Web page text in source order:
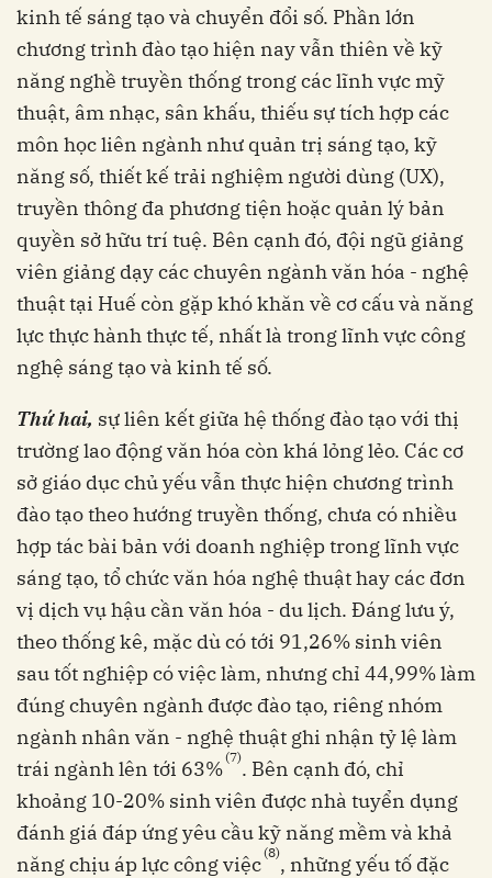
kinh tế sáng tạo và chuyển đổi số. Phần lớn
chương trình đào tạo hiện nay vẫn thiên về kỹ
năng nghề truyền thống trong các lĩnh vực mỹ
thuật, âm nhạc, sân khấu, thiếu sự tích hợp các
môn học liên ngành như quản trị sáng tạo, kỹ
năng số, thiết kế trải nghiệm người dùng (UX),
truyền thông đa phương tiện hoặc quản lý bản
quyền sở hữu trí tuệ. Bên cạnh đó, đội ngũ giảng
viên giảng dạy các chuyên ngành văn hóa - nghệ
thuật tại Huế còn gặp khó khăn về cơ cấu và năng
lực thực hành thực tế, nhất là trong lĩnh vực công
nghệ sáng tạo và kinh tế số.
Thứ hai, sự liên kết giữa hệ thống đào tạo với thị
trường lao động văn hóa còn khá lỏng lẻo. Các cơ
sở giáo dục chủ yếu vẫn thực hiện chương trình
đào tạo theo hướng truyền thống, chưa có nhiều
hợp tác bài bản với doanh nghiệp trong lĩnh vực
sáng tạo, tổ chức văn hóa nghệ thuật hay các đơn
vị dịch vụ hậu cần văn hóa - du lịch. Đáng lưu ý,
theo thống kê, mặc dù có tới 91,26% sinh viên
sau tốt nghiệp có việc làm, nhưng chỉ 44,99% làm
đúng chuyên ngành được đào tạo, riêng nhóm
ngành nhân văn - nghệ thuật ghi nhận tỷ lệ làm
trái ngành lên tới 63%(7). Bên cạnh đó, chỉ
khoảng 10-20% sinh viên được nhà tuyển dụng
đánh giá đáp ứng yêu cầu kỹ năng mềm và khả
năng chịu áp lực công việc(8), những yếu tố đặc